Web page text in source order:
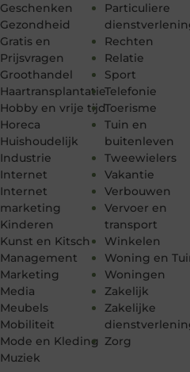
Geschenken
Gezondheid
Gratis en
Prijsvragen
Groothandel
Haartransplantatie
Hobby en vrije tijd
Horeca
Huishoudelijk
Industrie
Internet
Internet
marketing
Kinderen
Kunst en Kitsch
Management
Marketing
Media
Meubels
Mobiliteit
Mode en Kleding
Muziek
Particuliere
Rechten
Relatie
Sport
Telefonie
Toerisme
Tuin en
buitenleven
Tweewielers
Vakantie
Verbouwen
Vervoer en
transport
Winkelen
Woning en
Woningen
Zakelijk
Zakelijke
Zorg